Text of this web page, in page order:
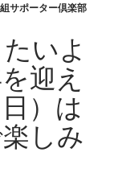
サポーター倶楽部
いよ
迎え
）は
しみ